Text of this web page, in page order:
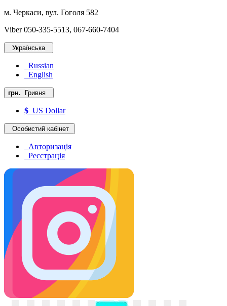
м. Черкаси, вул. Гоголя 582
Viber 050-335-5513, 067-660-7404
Українська
Russian
English
грн. Гривня
$ US Dollar
Особистий кабінет
Авторизація
Реєстрація